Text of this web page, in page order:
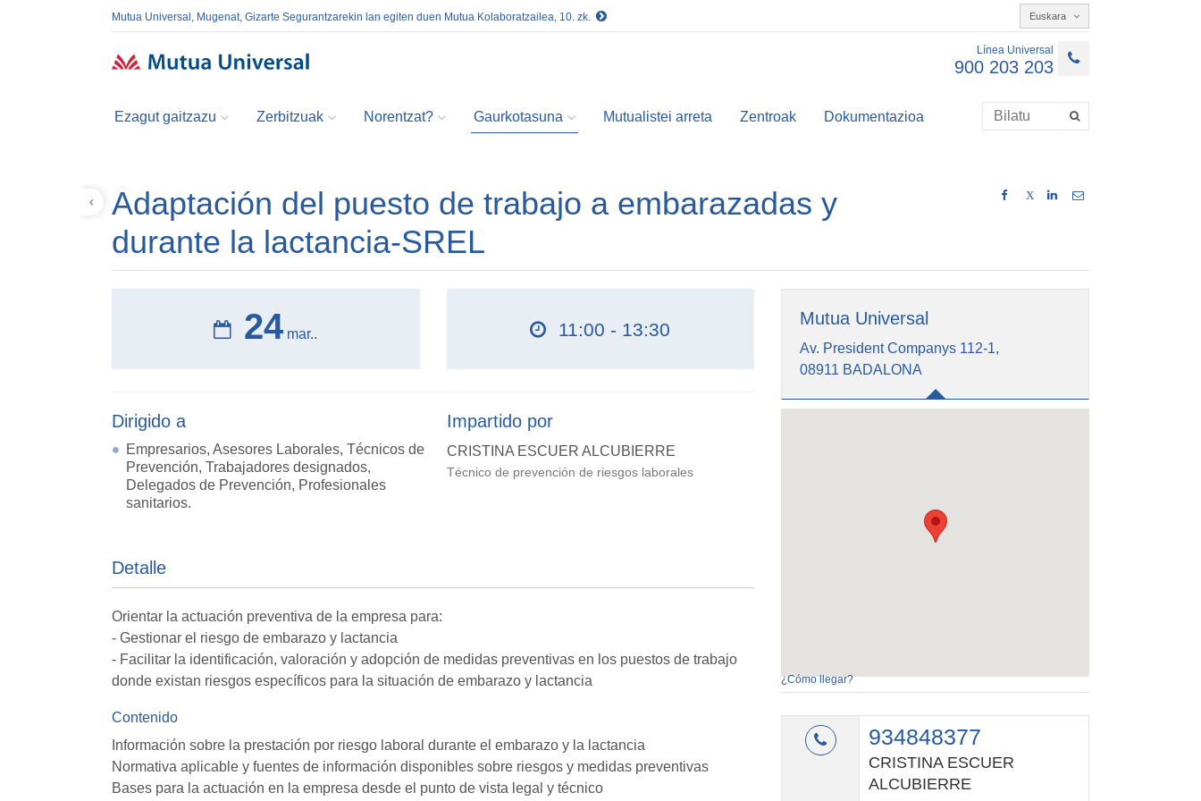
Mutua Universal, Mugenat, Gizarte Segurantzarekin lan egiten duen Mutua Kolaboratzailea, 10. zk. Euskara
Línea Universal
900 203 203
Ezagut gaitzazu Zerbitzuak Norentzat? Gaurkotasuna Mutualistei arreta Zentroak Dokumentazioa
X
Adaptación del puesto de trabajo a embarazadas y
durante la lactancia-SREL
24 mar.. 11:00 - 13:30
Dirigido a
Empresarios, Asesores Laborales, Técnicos de
Prevención, Trabajadores designados,
Delegados de Prevención, Profesionales
sanitarios.
Impartido por
CRISTINA ESCUER ALCUBIERRE
Técnico de prevención de riesgos laborales
Detalle
Orientar la actuación preventiva de la empresa para:
- Gestionar el riesgo de embarazo y lactancia
- Facilitar la identificación, valoración y adopción de medidas preventivas en los puestos de trabajo
donde existan riesgos específicos para la situación de embarazo y lactancia
Contenido
Información sobre la prestación por riesgo laboral durante el embarazo y la lactancia
Normativa aplicable y fuentes de información disponibles sobre riesgos y medidas preventivas
Bases para la actuación en la empresa desde el punto de vista legal y técnico
Mutua Universal
Av. President Companys 112-1,
08911 BADALONA
¿Cómo llegar?
934848377
CRISTINA ESCUER
ALCUBIERRE